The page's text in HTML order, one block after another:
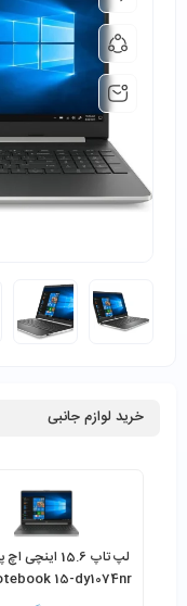
خرید لوازم جانبی
لپ تاپ 15.6
15-dy1074nr
i5-1035G1 8GB